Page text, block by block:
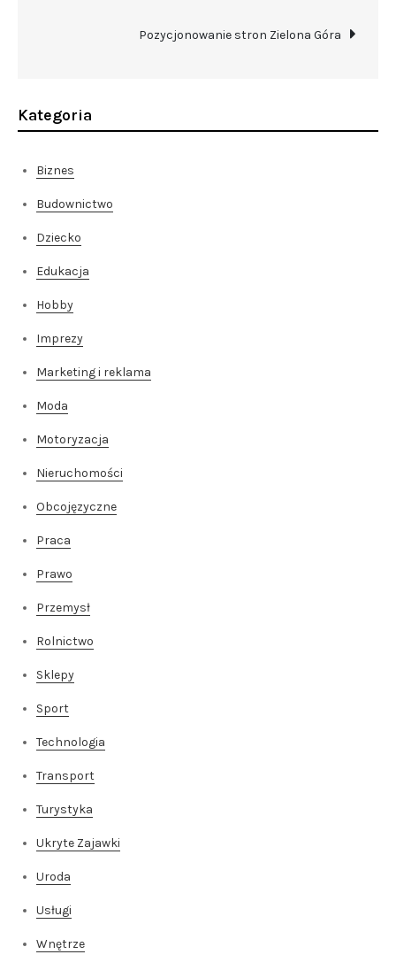
wpisuPozycjonowanie stron Zielona Góra
Kategoria
Biznes
Budownictwo
Dziecko
Edukacja
Hobby
Imprezy
Marketing i reklama
Moda
Motoryzacja
Nieruchomości
Obcojęzyczne
Praca
Prawo
Przemysł
Rolnictwo
Sklepy
Sport
Technologia
Transport
Turystyka
Ukryte Zajawki
Uroda
Usługi
Wnętrze